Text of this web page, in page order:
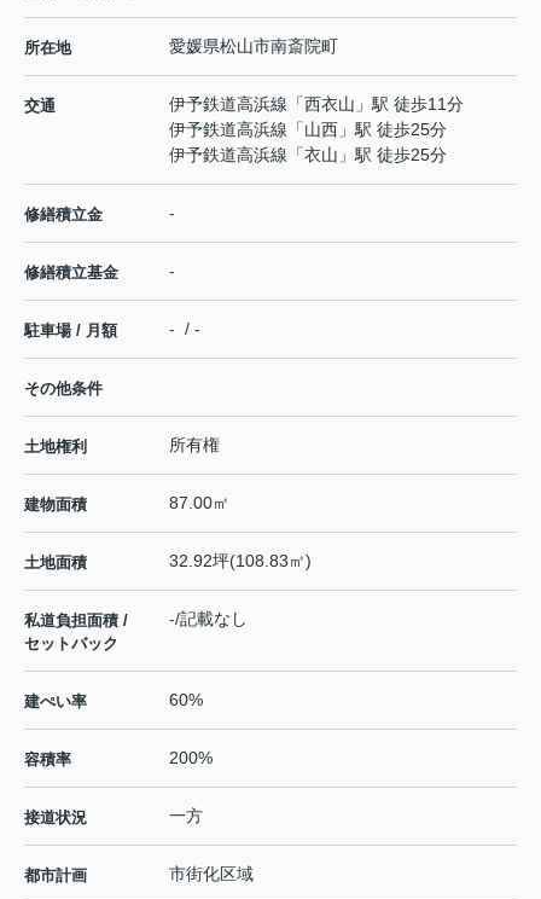
所在地 愛媛県松山市南斎院町
交通 伊予鉄道高浜線 「西衣山 」駅 徒歩11分
伊予鉄道高浜線 「山西 」駅 徒歩25分
伊予鉄道高浜線 「衣山 」駅 徒歩25分
修繕積立金 -
修繕積立基金 -
駐車場 / 月額 - / -
その他条件
土地権利 所有権
建物面積 87.00㎡
土地面積 32.92坪(108.83㎡)
私道負担面積 /
セットバック
-/記載なし
建ぺい率 60%
容積率 200%
接道状況 一方
都市計画 市街化区域